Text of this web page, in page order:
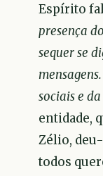
Espírito
presença
sequer se
sociais e da
entidade,
Zélio,
todos